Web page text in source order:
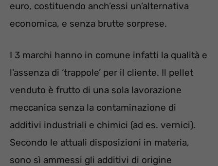
euro, costituendo anch’essi un’alternativa
economica, e senza brutte sorprese.
I 3 marchi hanno in comune infatti la qualità e
l’assenza di ‘trappole’ per il cliente. Il pellet
venduto è frutto di una sola lavorazione
meccanica senza la contaminazione di
additivi industriali e chimici (ad es. vernici).
Secondo le attuali disposizioni in materia,
sono sì ammessi gli additivi di origine